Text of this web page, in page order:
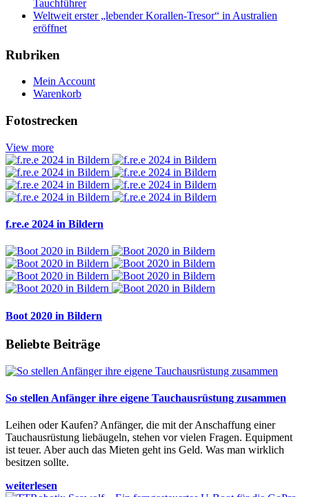
Tauchführer
Weltweit erster „lebender Korallen-Tresor“ in Australien
eröffnet
Rubriken
Mein Account
Warenkorb
Fotostrecken
View more
f.re.e 2024 in Bildern
Boot 2020 in Bildern
Beliebte Beiträge
So stellen Anfänger ihre eigene Tauchausrüstung zusammen
Leihen oder Kaufen? Anfänger, die mit der Anschaffung einer
Tauchausrüstung liebäugeln, stehen vor vielen Fragen. Equipment
ist teuer. Aber auch das Mieten geht ins Geld. Was man wirklich
besitzen sollte.
weiterlesen